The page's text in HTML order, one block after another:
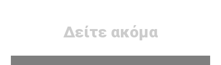
Δείτε ακόμα